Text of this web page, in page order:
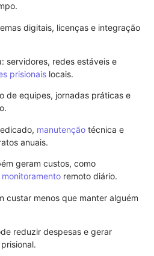
digitais, licenças e integração
servidores, redes estáveis e
prisionais locais.
de equipes, jornadas práticas e
manutenção técnica e
anuais.
geram custos, como
monitoramento remoto diário.
custar menos que manter alguém
reduzir despesas e gerar